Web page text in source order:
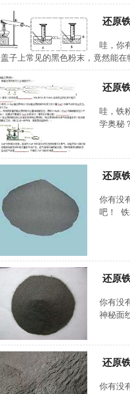
还原
哇，你
盖子上常见的黑色粉末，竟然能
还原
哇，铁
学奥秘
还原
你有没
吧！ 铁
还原
你有没
神秘面
还原
你有没